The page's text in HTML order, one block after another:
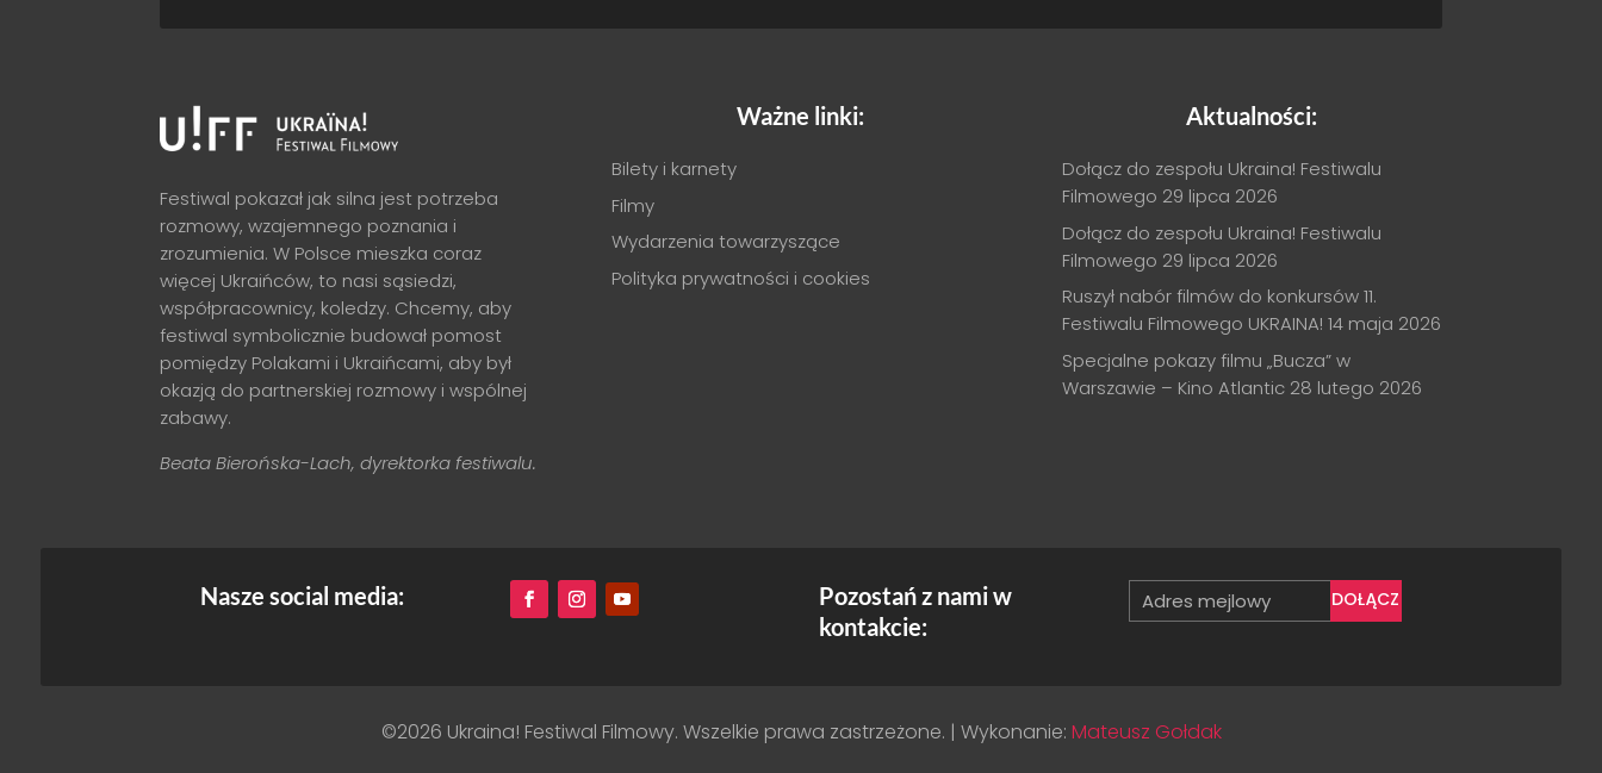
Festiwal pokazał jak silna jest potrzeba
rozmowy, wzajemnego poznania i
zrozumienia. W Polsce mieszka coraz
więcej Ukraińców, to nasi sąsiedzi,
współpracownicy, koledzy. Chcemy, aby
festiwal symbolicznie budował pomost
pomiędzy Polakami i Ukraińcami, aby był
okazją do partnerskiej rozmowy i wspólnej
zabawy.
Beata Bierońska-Lach, dyrektorka festiwalu.
Ważne linki:
Bilety i karnety
Filmy
Wydarzenia towarzyszące
Polityka prywatności i cookies
Aktualności:
Dołącz do zespołu Ukraina! Festiwalu
Filmowego 29 lipca 2026
Dołącz do zespołu Ukraina! Festiwalu
Filmowego 29 lipca 2026
Ruszył nabór filmów do konkursów 11.
Festiwalu Filmowego UKRAINA! 14 maja 2026
Specjalne pokazy filmu „Bucza” w
Warszawie – Kino Atlantic 28 lutego 2026
Nasze social media:
Pozostań z nami w
kontakcie:
DOŁĄCZ
©2026 Ukraina! Festiwal Filmowy. Wszelkie prawa zastrzeżone. | Wykonanie: Mateusz Gołdak